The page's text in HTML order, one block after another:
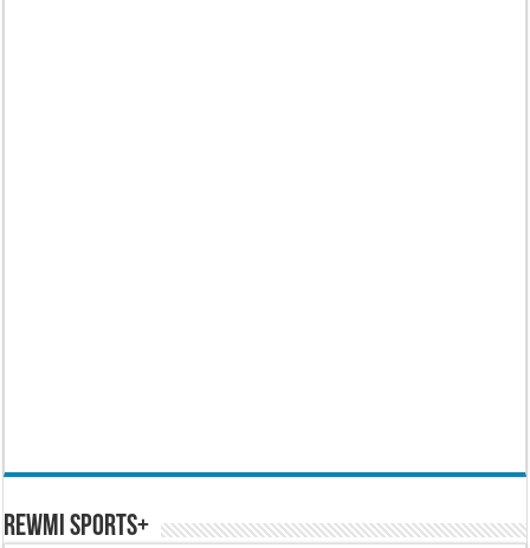
REWMI SPORTS+